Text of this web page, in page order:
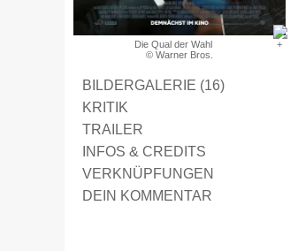
Die Qual der Wahl
© Warner Bros.
BILDERGALERIE (16)
KRITIK
TRAILER
INFOS & CREDITS
VERKNÜPFUNGEN
DEIN KOMMENTAR